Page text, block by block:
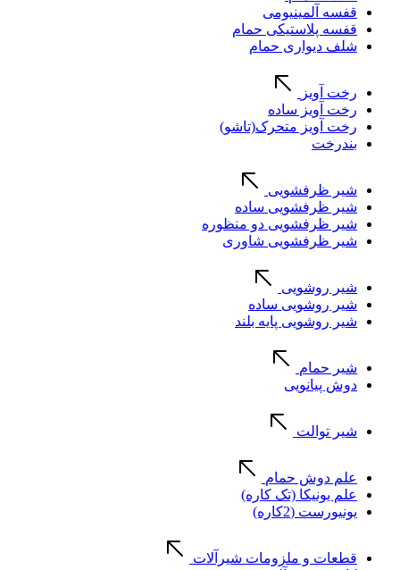
قفسه آلمینیومی
قفسه پلاستیکی حمام
شلف دیواری حمام
رخت آویز
رخت آویز ساده
رخت آویز متحرک(تاشو)
بندرخت
شیر ظرفشویی
شیر ظرفشویی ساده
شیر ظرفشویی دو منظوره
شیر ظرفشویی شاوری
شیر روشویی
شیر روشویی ساده
شیر روشویی پایه بلند
شیر حمام
دوش پیانویی
شیر توالت
علم دوش حمام
علم یونیکا (تک کاره)
یونیورست (2کاره)
قطعات و ملزومات شیرآلات